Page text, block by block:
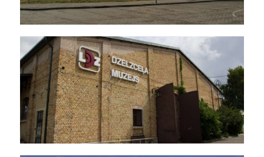
OSIR - Bytom